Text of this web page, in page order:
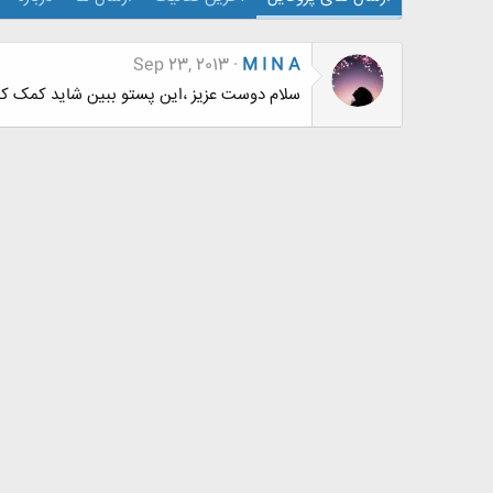
M I N A
Sep 23, 2013
سلام دوست عزیز ،این پستو ببین شاید کمک کنه #575 ،